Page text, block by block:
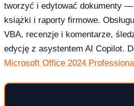
w 2026?
tworzyć i edytować dokumenty
książki i raporty firmowe.
VBA, recenzje i komentarze,
edycję z asystentem AI Copilot.
Microsoft Office 2024